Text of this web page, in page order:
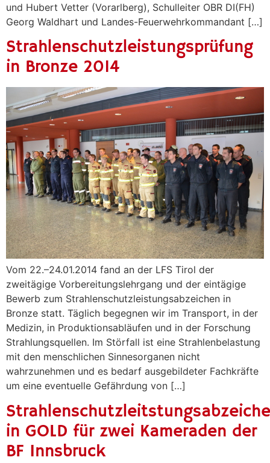
und Hubert Vetter (Vorarlberg), Schulleiter OBR DI(FH)
Georg Waldhart und Landes-Feuerwehrkommandant […]
Strahlenschutzleistungsprüfung
in Bronze 2014
Vom 22.–24.01.2014 fand an der LFS Tirol der
zweitägige Vorbereitungslehrgang und der eintägige
Bewerb zum Strahlenschutzleistungsabzeichen in
Bronze statt. Täglich begegnen wir im Transport, in der
Medizin, in Produktionsabläufen und in der Forschung
Strahlungsquellen. Im Störfall ist eine Strahlenbelastung
mit den menschlichen Sinnesorganen nicht
wahrzunehmen und es bedarf ausgebildeter Fachkräfte
um eine eventuelle Gefährdung von […]
in GOLD für zwei Kameraden der
BF Innsbruck